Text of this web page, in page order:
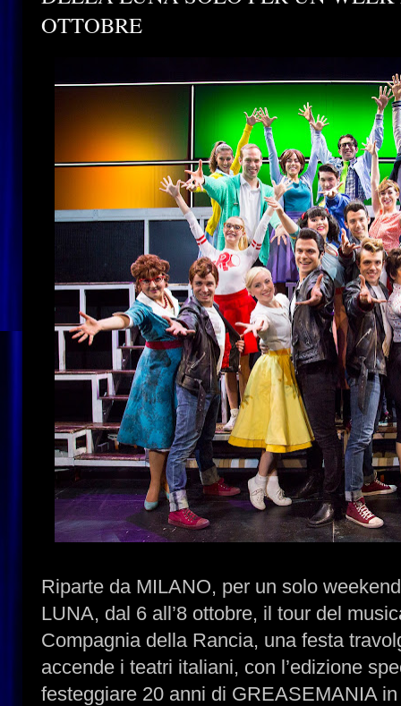
OTTOBRE
Riparte da MILANO, per un solo
LUNA, dal 6 all’8 ottobre, il tour del
Compagnia della Rancia, una festa
accende i teatri italiani, con l’edizione
festeggiare 20 anni di GREASEMANIA